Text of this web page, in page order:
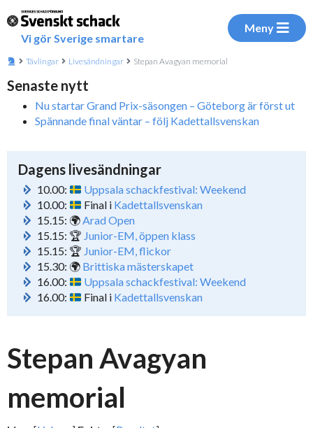
Vi gör Sverige smartare
Meny
Tävlingar Livesändningar Stepan Avagyan memorial
Senaste nytt
Nu startar Grand Prix-säsongen – Göteborg är först ut
Spännande final väntar – följ Kadettallsvenskan
Dagens livesändningar
10.00:
Uppsala schackfestival: Weekend
10.00:
Final i Kadettallsvenskan
15.15: 🌍Arad Open
15.15: 🏆 Junior-EM, öppen klass
15.15: 🏆 Junior-EM, flickor
15.30: 🌍 Brittiska mästerskapet
16.00:
Uppsala schackfestival: Weekend
16.00:
Final i Kadettallsvenskan
Stepan Avagyan
memorial